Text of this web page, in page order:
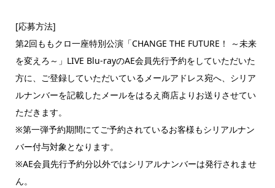
[応募方法]
第2回ももクロ一座特別公演「CHANGE THE FUTURE！ ～未来
を変えろ～」LIVE Blu-rayのAE会員先行予約をしていただいた
方に、ご登録していただいているメールアドレス宛へ、シリア
ルナンバーを記載したメールをはるえ商店よりお送りさせてい
ただきます。
※第一弾予約期間にてご予約されているお客様もシリアルナン
バー付与対象となります。
※AE会員先行予約分以外ではシリアルナンバーは発行されませ
ん。